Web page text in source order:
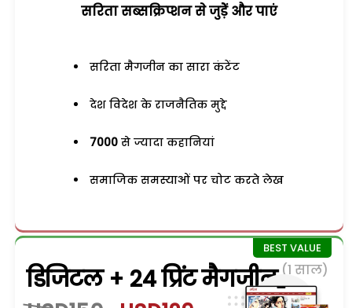
सरिता सब्सक्रिप्शन से जुड़ेें और पाएं
सरिता मैगजीन का सारा कंटेंट
देश विदेश के राजनैतिक मुद्दे
7000 से ज्यादा कहानियां
समाजिक समस्याओं पर चोट करते लेख
डिजिटल + 24 प्रिंट मैगजीन (1 साल)